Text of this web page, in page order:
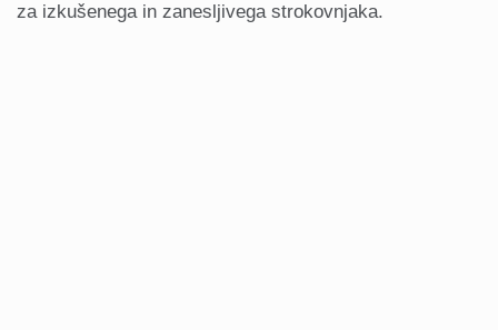
za izkušenega in zanesljivega strokovnjaka.